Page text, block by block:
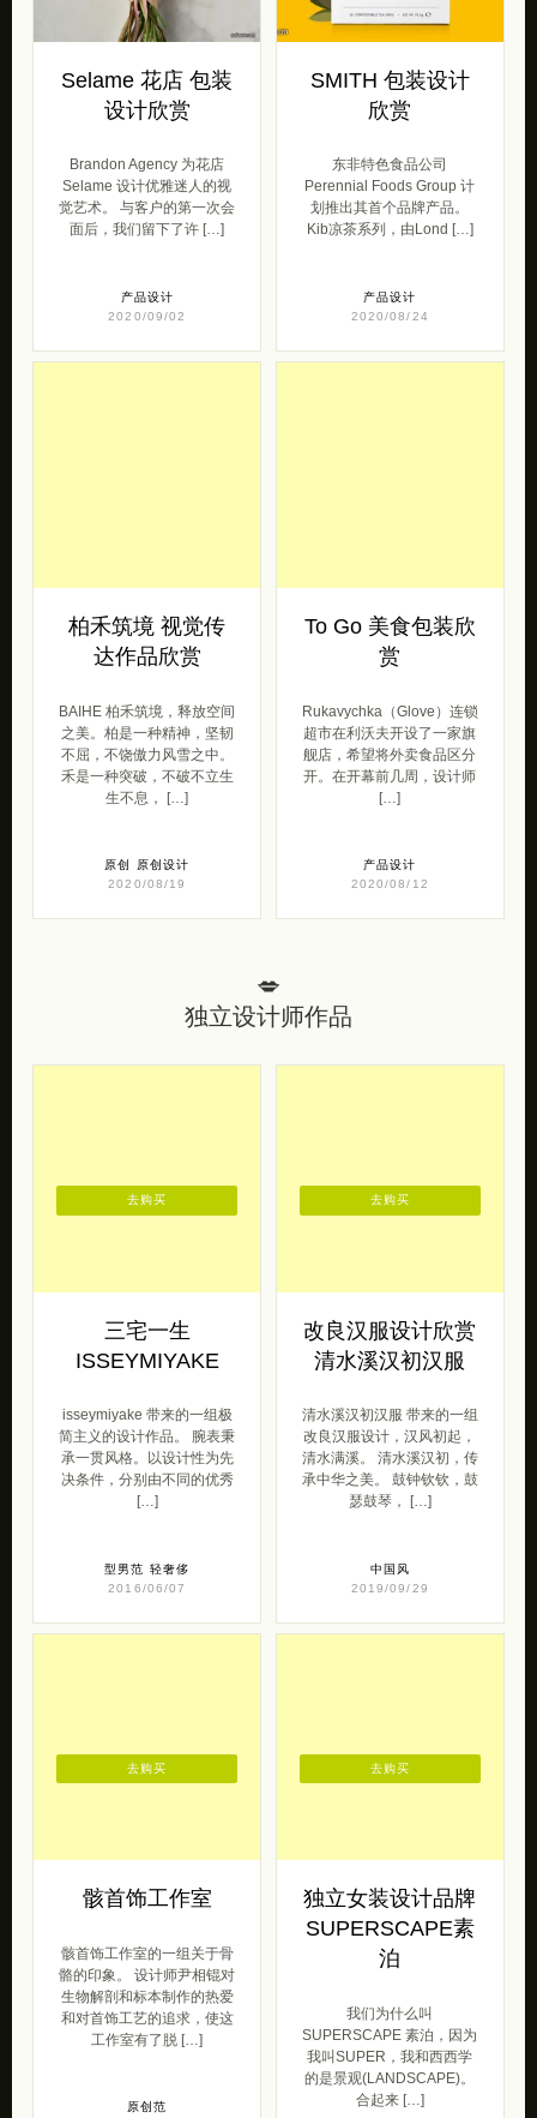
Selame 花店 包装
设计欣赏
Brandon Agency 为花店
Selame 设计优雅迷人的视
觉艺术。 与客户的第一次会
面后，我们留下了许 […]
产品设计
2020/09/02
SMITH 包装设计
欣赏
东非特色食品公司
Perennial Foods Group 计
划推出其首个品牌产品。
Kib凉茶系列，由Lond […]
产品设计
2020/08/24
柏禾筑境 视觉传
达作品欣赏
BAIHE 柏禾筑境，释放空间
之美。柏是一种精神，坚韧
不屈，不饶傲力风雪之中。
禾是一种突破，不破不立生
生不息， […]
原创
原创设计
2020/08/19
To Go 美食包装欣
赏
Rukavychka（Glove）连锁
超市在利沃夫开设了一家旗
舰店，希望将外卖食品区分
开。在开幕前几周，设计师
[…]
产品设计
2020/08/12
💋
独立设计师作品
三宅一生
ISSEYMIYAKE
isseymiyake 带来的一组极
简主义的设计作品。 腕表秉
承一贯风格。以设计性为先
决条件，分别由不同的优秀
[…]
型男范 轻奢侈
2016/06/07
去购买
改良汉服设计欣赏
清水溪汉初汉服
清水溪汉初汉服 带来的一组
改良汉服设计，汉风初起，
清水满溪。 清水溪汉初，传
承中华之美。 鼓钟钦钦，鼓
瑟鼓琴， […]
中国风
2019/09/29
去购买
骸首饰工作室
骸首饰工作室的一组关于骨
骼的印象。 设计师尹相锟对
生物解剖和标本制作的热爱
和对首饰工艺的追求，使这
工作室有了脱 […]
原创范
去购买
独立女装设计品牌
SUPERSCAPE素
泊
我们为什么叫
SUPERSCAPE 素泊，因为
我叫SUPER，我和西西学
的是景观(LANDSCAPE)。
合起来 […]
去购买